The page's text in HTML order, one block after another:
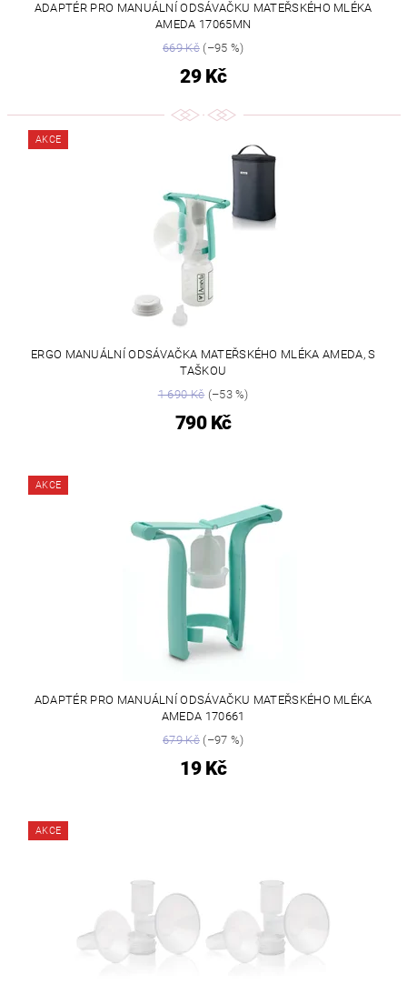
ADAPTÉR PRO MANUÁLNÍ ODSÁVAČKU MATEŘSKÉHO MLÉKA
AMEDA 17065MN
669 Kč(–95 %)
29 Kč
AKCE
ERGO MANUÁLNÍ ODSÁVAČKA MATEŘSKÉHO MLÉKA AMEDA, S
TAŠKOU
1 690 Kč(–53 %)
790 Kč
AKCE
ADAPTÉR PRO MANUÁLNÍ ODSÁVAČKU MATEŘSKÉHO MLÉKA
AMEDA 170661
679 Kč(–97 %)
19 Kč
AKCE